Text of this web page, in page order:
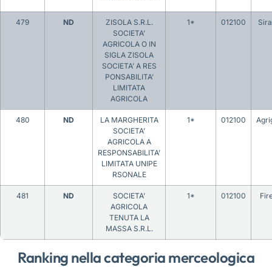
Ranking nella categoria merceologica
479 ND
ZISOLA S.R.L.
SOCIETA’
AGRICOLA O IN
SIGLA ZISOLA
SOCIETA’ A RES
PONSABILITA’
LIMITATA
AGRICOLA
1* 012100
480 ND
LA MARGHERITA
SOCIETA’
AGRICOLA A
RESPONSABILITA’
LIMITATA UNIPE
RSONALE
1* 012100
481 ND
SOCIETA’
AGRICOLA
TENUTA LA
MASSA S.R.L.
1* 012100